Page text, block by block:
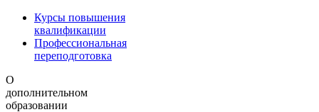
Курсы повышения
квалификации
Профессиональная
переподготовка
О
дополнительном
образовании